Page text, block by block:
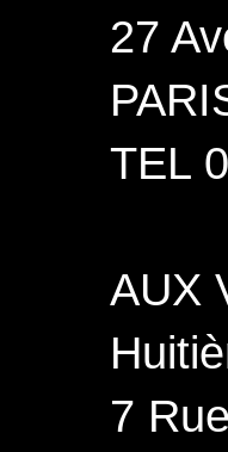
27
TEL
AUX
7